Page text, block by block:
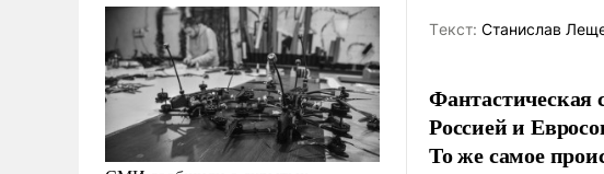
Tекст: Станислав
Фантастическая
Россией и
То же самое